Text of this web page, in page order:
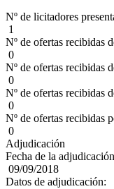
Nº de licitadores
1
Nº de ofertas recibidas
0
Nº de ofertas recibidas
0
Nº de ofertas recibidas
0
Nº de ofertas recibidas
0
Adjudicación
Fecha de la
09/09/2018
Datos de adjudicación: